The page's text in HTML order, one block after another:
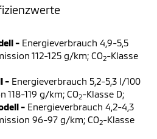
- Energieverbrauch 4,9-5,5
112-125 g/km; CO2-Klasse
- Energieverbrauch 5,2-5,3 l/100
118-119 g/km; CO2-Klasse D;
- Energieverbrauch 4,2-4,3
96-97 g/km; CO2-Klasse